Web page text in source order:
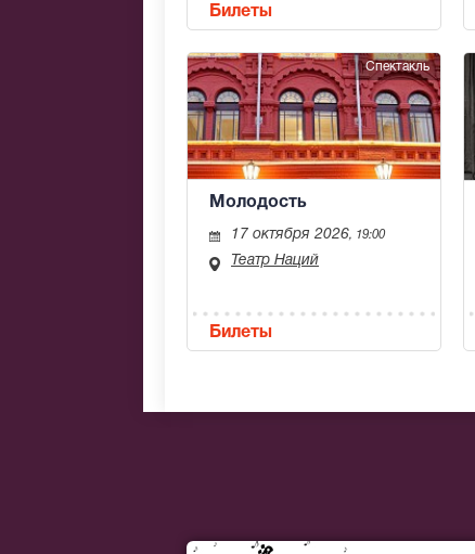
Билеты
Спектакль
Молодость
17 октября 2026, 19:00
Театр Наций
Билеты